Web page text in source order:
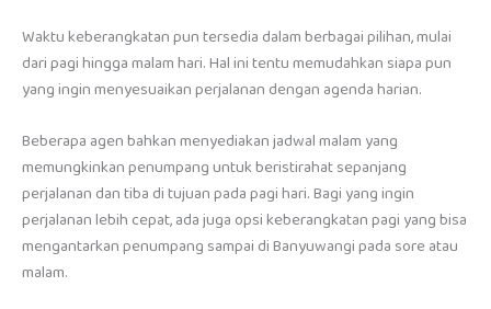
Waktu keberangkatan pun tersedia dalam berbagai pilihan, mulai
dari pagi hingga malam hari. Hal ini tentu memudahkan siapa pun
yang ingin menyesuaikan perjalanan dengan agenda harian.
Beberapa agen bahkan menyediakan jadwal malam yang
memungkinkan penumpang untuk beristirahat sepanjang
perjalanan dan tiba di tujuan pada pagi hari. Bagi yang ingin
perjalanan lebih cepat, ada juga opsi keberangkatan pagi yang bisa
mengantarkan penumpang sampai di Banyuwangi pada sore atau
malam.